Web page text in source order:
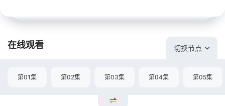
在线观看 切换节点
第01集 第02集 第03集 第04集 第05集